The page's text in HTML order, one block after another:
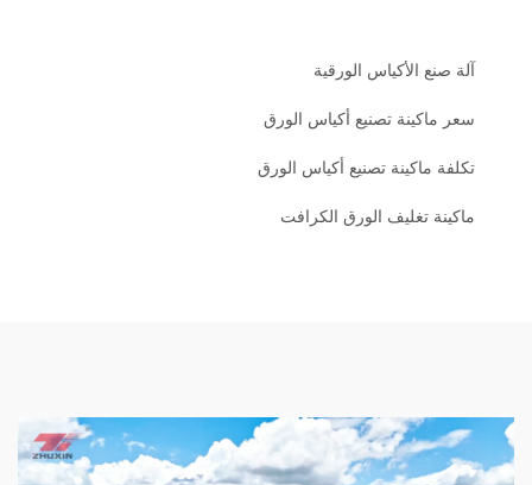
آلة صنع الأكياس الورقية
سعر ماكينة تصنيع أكياس الورق
تكلفة ماكينة تصنيع أكياس الورق
ماكينة تغليف الورق الكرافت